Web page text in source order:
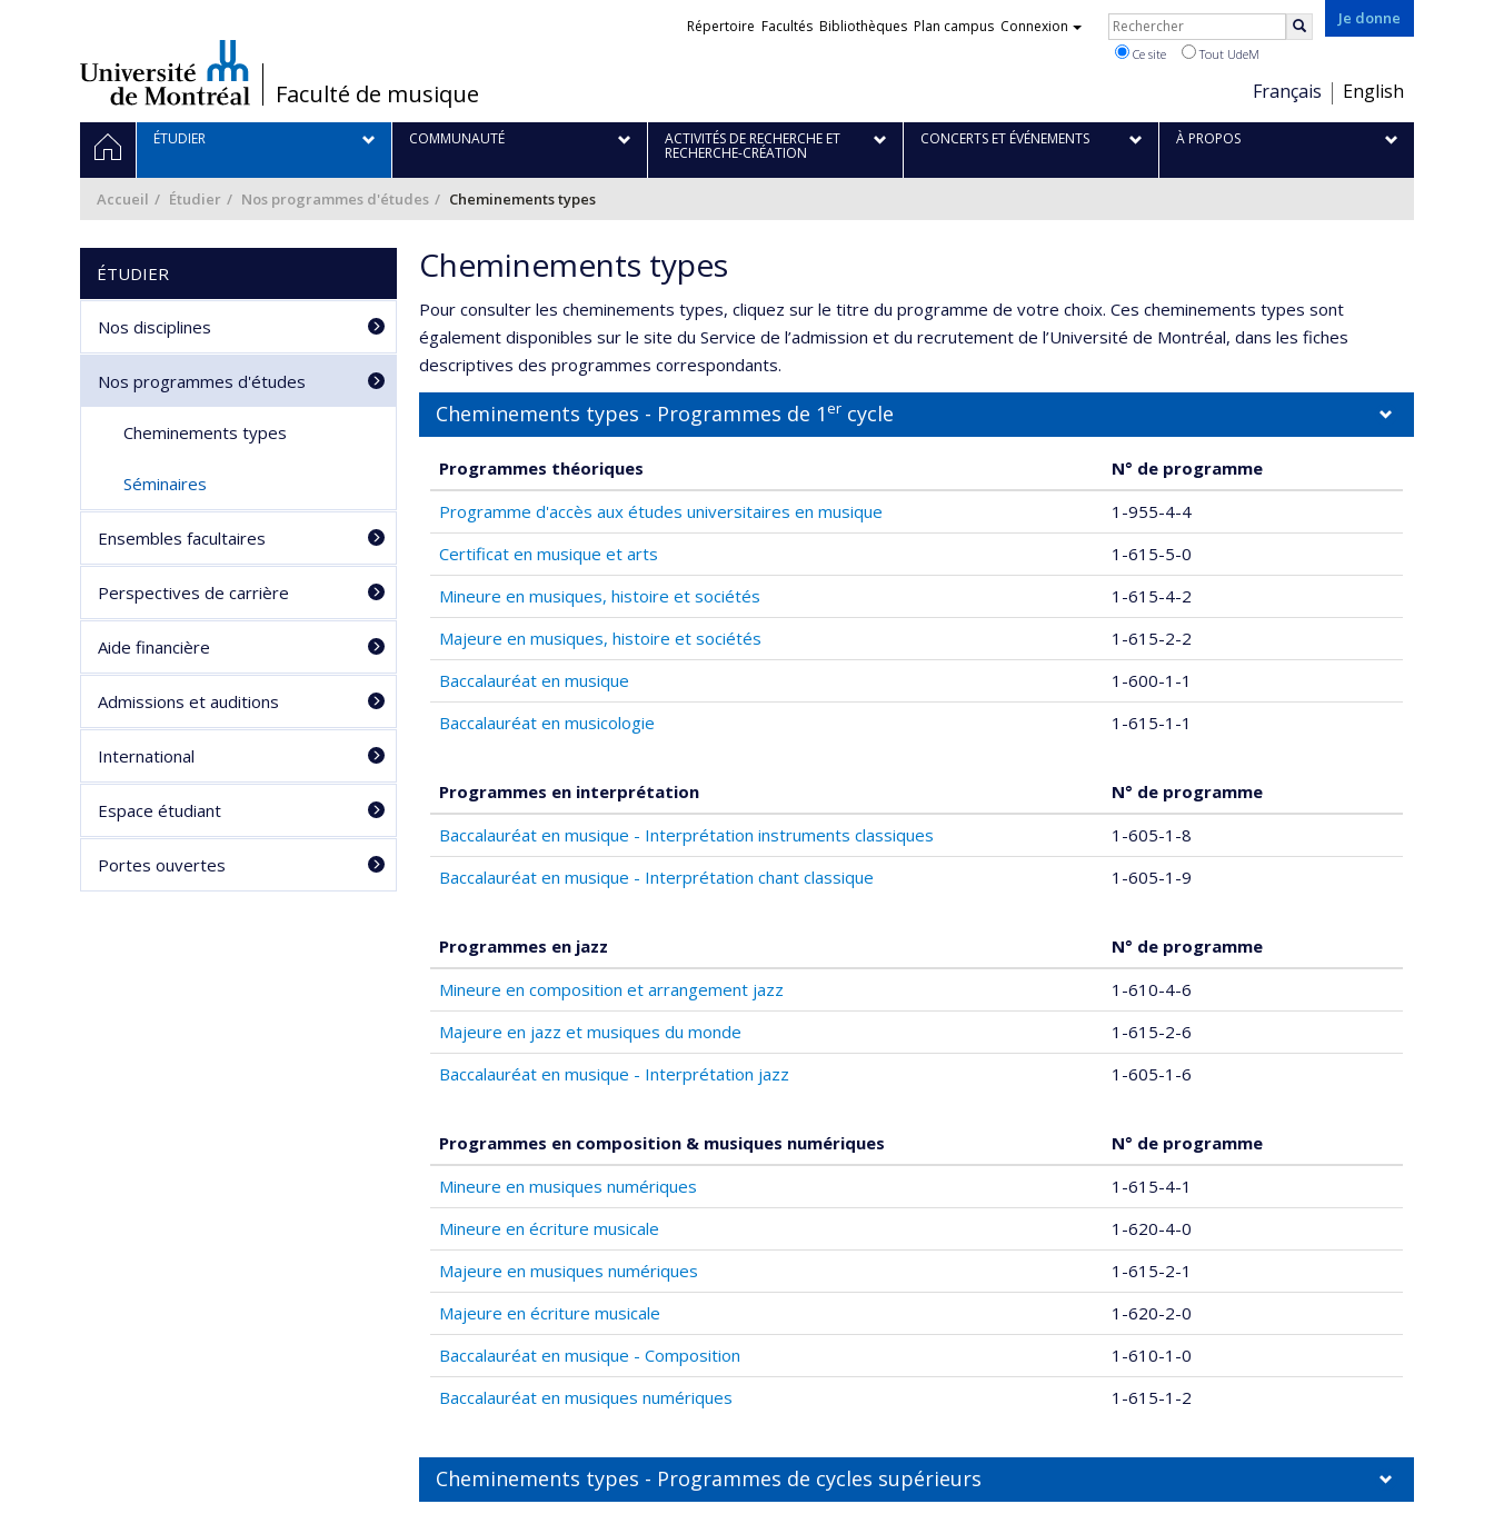
/Faculté de musique
Je donne
Choix
de
langue
Français English
Liens
Répertoire Facultés Bibliothèques Plan campus Connexion Rechercher
Ce site Tout UdeM
Navigation
principale
ACCUEILÉTUDIER COMMUNAUTÉ ACTIVITÉS DE RECHERCHE ET
RECHERCHE-CRÉATION
CONCERTS ET ÉVÉNEMENTS À PROPOS
Accueil Étudier Nos programmes d'études Cheminements types
Cheminements types
Pour consulter les cheminements types, cliquez sur le titre du programme de votre choix. Ces cheminements types sont
également disponibles sur le site du Service de l’admission et du recrutement de l’Université de Montréal, dans les fiches
descriptives des programmes correspondants.
Cheminements types - Programmes de 1er cycle
Programmes théoriques
N° de programme
Programme d'accès aux études universitaires en musique
1-955-4-4
Certificat en musique et arts
1-615-5-0
Mineure en musiques, histoire et sociétés
1-615-4-2
Majeure en musiques, histoire et sociétés
1-615-2-2
Baccalauréat en musique
1-600-1-1
Baccalauréat en musicologie
1-615-1-1
Programmes en interprétation
N° de programme
Baccalauréat en musique - Interprétation instruments classiques
1-605-1-8
Baccalauréat en musique - Interprétation chant classique
1-605-1-9
Programmes en jazz
N° de programme
Mineure en composition et arrangement jazz
1-610-4-6
Majeure en jazz et musiques du monde
1-615-2-6
Baccalauréat en musique - Interprétation jazz
1-605-1-6
Programmes en composition & musiques numériques
N° de programme
Mineure en musiques numériques
1-615-4-1
Mineure en écriture musicale
1-620-4-0
Majeure en musiques numériques
1-615-2-1
Majeure en écriture musicale
1-620-2-0
Baccalauréat en musique - Composition
1-610-1-0
Baccalauréat en musiques numériques
1-615-1-2
Cheminements types - Programmes de cycles supérieurs
ÉTUDIER
Nos disciplines
Nos programmes d'études
Cheminements types
Séminaires
Ensembles facultaires
Perspectives de carrière
Aide financière
Admissions et auditions
International
Espace étudiant
Portes ouvertes